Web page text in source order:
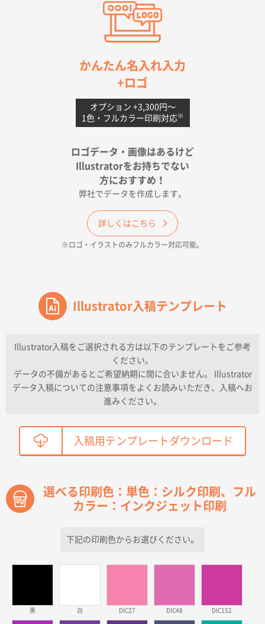
ワンポイントポリ袋 A4サイズ(黒)
2026年04月20日 14:28
お値打ちだったので
茨城県G社様
300枚
値段と注文のしやすさ
ポリ袋 手穴A4サイズ
5000枚
2026年04月17日 09:28
印刷色が豊富であったため
ECO OPPワンポイントポリ袋 A4サイズ（透明）
2026年04月16日 14:31
東京都のお客様
ワンポイントポリ袋 A4サイズ1000枚
2026年04月16日 11:41
ワンポイントポリ袋 A4サイズ300枚
2026年04月01日 16:32
こちらの需要にあったので
鳥取県T社様
【オーダー商品】特別ご注文ページ04
2150枚
青森県D社様
希望の商品、値段であった。いぜん注文したことがあ
かんたん名入れ入力
+ロゴ
オプション +3,300円〜
1色・フルカラー印刷対応※
ロゴデータ・画像はあるけど
Illustratorをお持ちでない
方におすすめ！
弊社でデータを作成します。
詳しくはこちら
※ロゴ・イラストのみフルカラー対応可能。
Illustrator入稿テンプレート
Illustrator入稿をご選択される方は以下のテンプレートをご参考
ください。
データの不備があるとご希望納期に間に合いません。 Illustrator
データ入稿についての注意事項をよくお読みいただき、入稿へお
進みください。
入稿用テンプレートダウンロード
選べる印刷色：単色：シルク印刷、フル
カラー：インクジェット印刷
下記の印刷色からお選びください。
黒 白 DIC27 DIC48 DIC152